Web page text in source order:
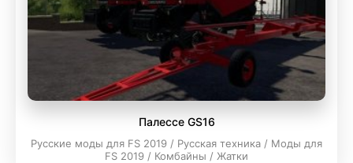
Палессе GS16
Русские моды для FS 2019 / Русская техника / Моды для
FS 2019 / Комбайны / Жатки